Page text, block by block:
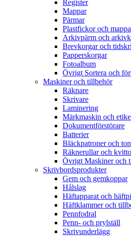
Register
Mappar
Pärmar
Plastfickor och
Arkivpärm och
Brevkorgar och
Papperskorgar
Fotoalbum
Övrigt Sortera och
Maskiner och tillbehör
Räknare
Skrivare
Laminering
Märkmaskin och
Dokumentförstörare
Batterier
Bläckpatroner och
Räknerullar och
Övrigt Maskiner och
Skrivbordsprodukter
Gem och gemkoppar
Hålslag
Häftapparat och
Häftklammer och
Pennfodral
Penn- och prylställ
Skrivunderlägg